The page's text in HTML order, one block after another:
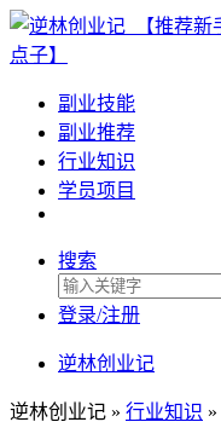
副业技能
副业推荐
行业知识
学员项目
搜索
登录/注册
逆林创业记
逆林创业记 » 行业知识 »